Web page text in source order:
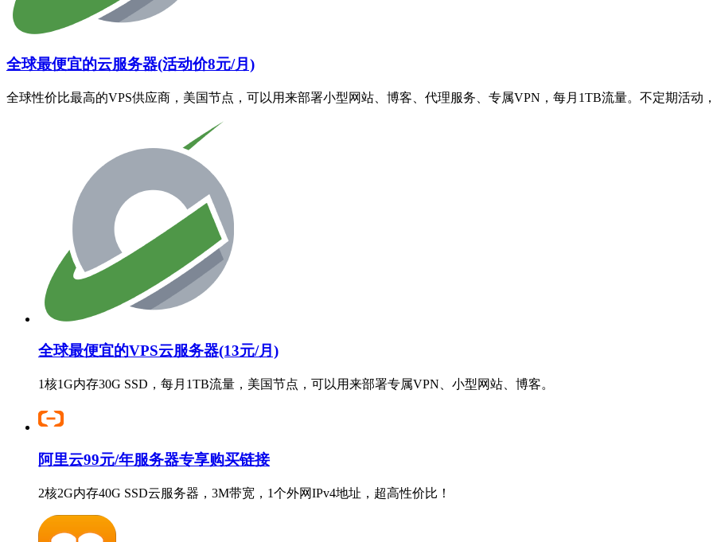
全球最便宜的云服务器(活动价8元/月)
全球性价比最高的VPS供应商，美国节点，可以用来部署小型网站、博客、代理服务、专属VPN，每月1TB流量。不定期活动
全球最便宜的VPS云服务器(13元/月)
1核1G内存30G SSD，每月1TB流量，美国节点，可以用来部署专属VPN、小型网站、博客。
阿里云99元/年服务器专享购买链接
2核2G内存40G SSD云服务器，3M带宽，1个外网IPv4地址，超高性价比！